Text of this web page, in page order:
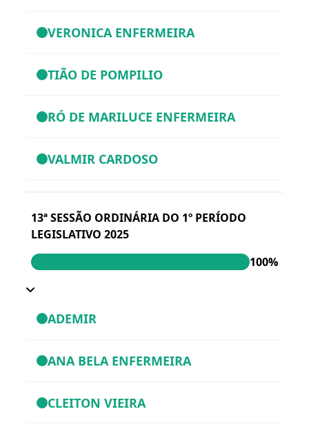
VERONICA ENFERMEIRA
TIÃO DE POMPILIO
RÓ DE MARILUCE ENFERMEIRA
VALMIR CARDOSO
13ª SESSÃO ORDINÁRIA DO 1º PERÍODO
LEGISLATIVO 2025
100%
ADEMIR
ANA BELA ENFERMEIRA
CLEITON VIEIRA